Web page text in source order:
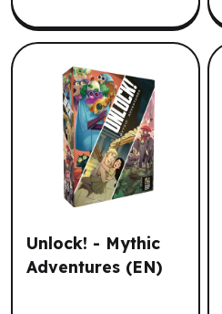
Unlock! - Mythic
Adventures (EN)